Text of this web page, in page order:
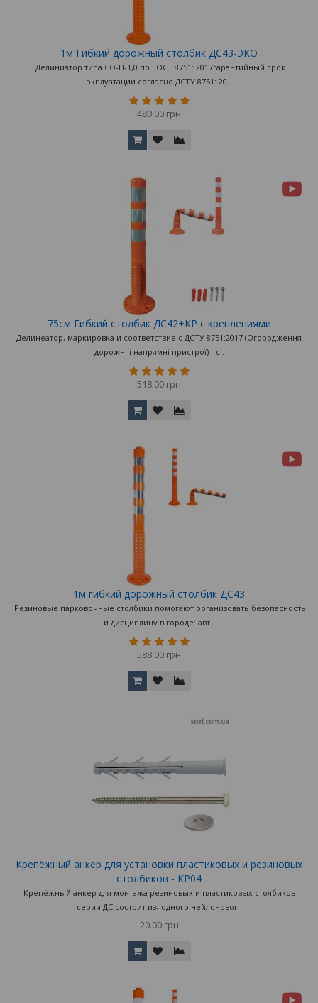
1м Гибкий дорожный столбик ДС43-ЭКО
Делиниатор типа СО-П-1,0 по ГОСТ 8751: 2017гарантийный срок
экплуатации согласно ДСТУ 8751: 20..
480.00 грн
75см Гибкий столбик ДС42+КР с креплениями
Делинеатор, маркировка и соответствие с ДСТУ 8751:2017 (Огородження
дорожні і напрямні пристрої) - с..
518.00 грн
1м гибкий дорожный столбик ДС43
Резиновые парковочные столбики помогают организовать безопасность
и дисциплину в городе: авт..
588.00 грн
Крепёжный анкер для установки пластиковых и резиновых
столбиков - КР04
Крепёжный анкер для монтажа резиновых и пластиковых столбиков
серии ДС состоит из- одного нейлоновог..
20.00 грн